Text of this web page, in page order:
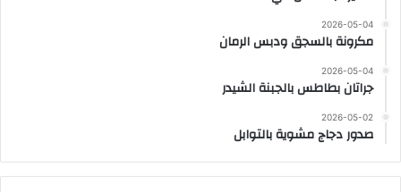
2026-05-04
مكرونة بالسجق ودبس الرمان
2026-05-04
جراتان بطاطس بالجبنة الشيدر
2026-05-02
صدور دجاج مشوية بالتوابل